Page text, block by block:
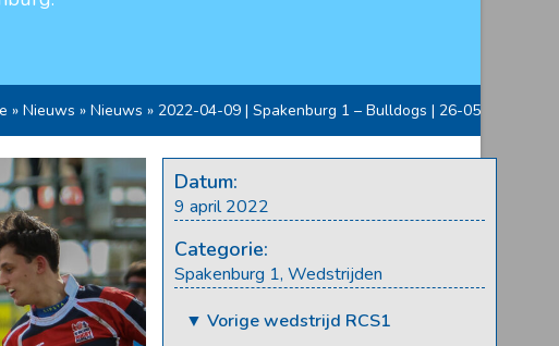
» Nieuws » Nieuws » 2022-04-09 | Spakenburg 1 – Bulldogs | 26-05
Datum:
9 april 2022
Categorie:
Spakenburg 1, Wedstrijden
▼ Vorige wedstrijd RCS1